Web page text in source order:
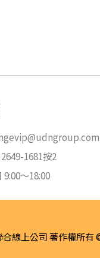
1681按2
9:00～18:00
合線上公司 著作權所有